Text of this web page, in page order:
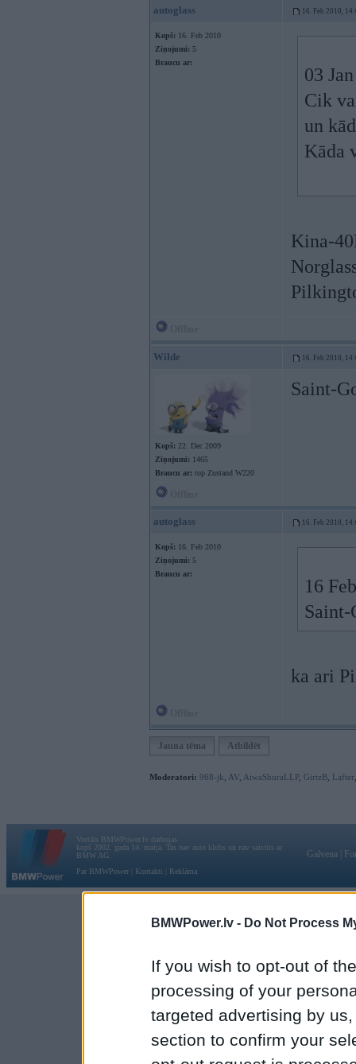
BMWPower.lv - Do Not Process
If you wish to opt-out of
processing of your
targeted advertising by
section to confirm your
autoglass 16. Feb 2010,
Kopš: 16. Feb 2010
Ziņojumi: 5
Braucu ar:
03
Cik
un
Kāda
Kina-
Wilde 16. Feb 2010,
Kopš: 22. Dec 2009
Ziņojumi: 1465
Braucu ar: top Zustand W220
Saint-
autoglass 16. Feb 2010,
Kopš: 16. Feb 2010
Ziņojumi: 5
Braucu ar:
16
Saint-
ka ari
Jauna tēma Atbildēt
Moderatori: 968-jk AV AiwaShuraLLP, GirtzB Lafter
Vortāls BMWPower.lv darbojas
kopš 2002. gada 14. maija. Tas nav auto klubs un nav saistīts ar
BMW AG.
Par BMWPower
Kontakti Reklāma
Galvena